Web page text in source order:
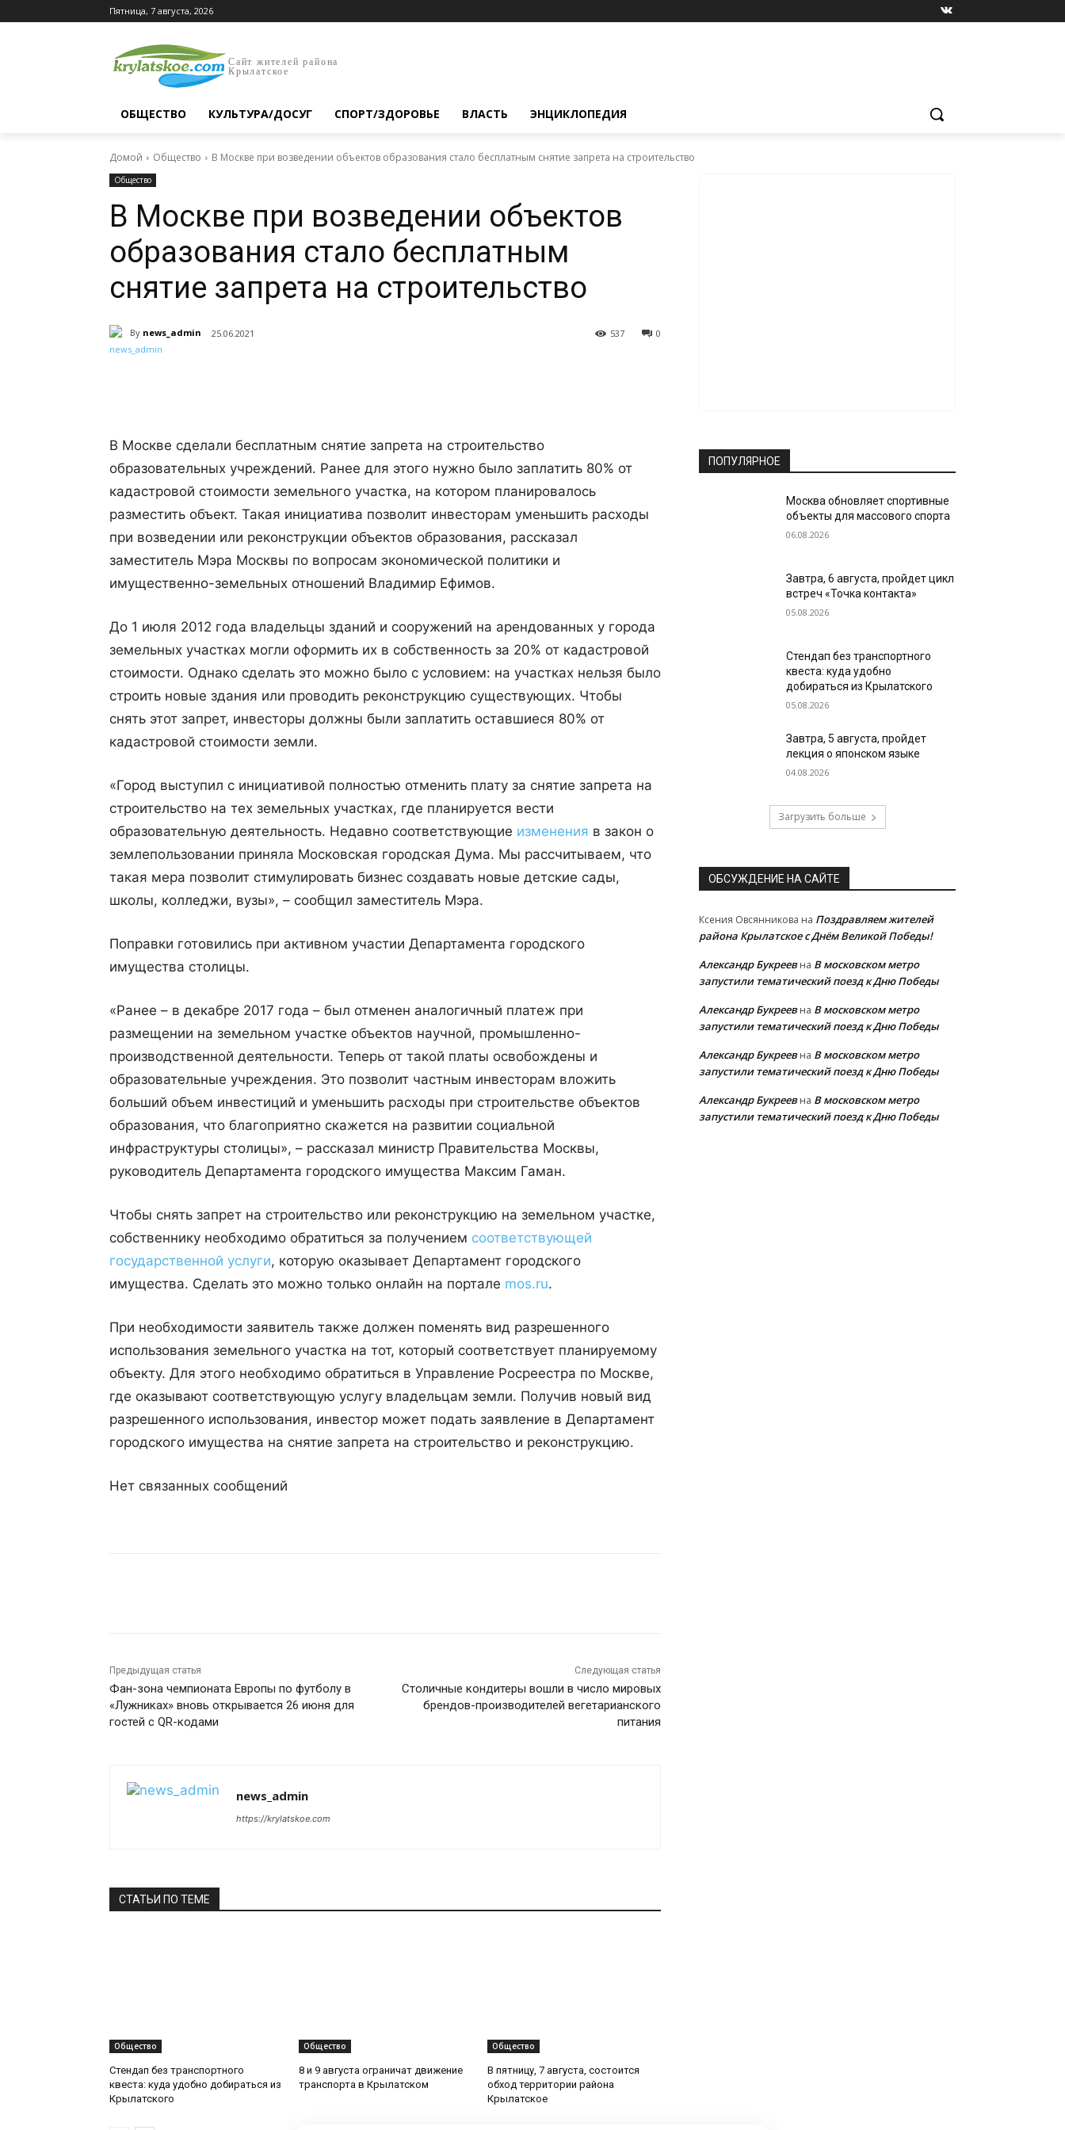
Пятница, 7 августа, 2026
Сайт жителей района
Крылатское
ОБЩЕСТВО КУЛЬТУРА/ДОСУГ СПОРТ/ЗДОРОВЬЕ ВЛАСТЬ ЭНЦИКЛОПЕДИЯ
Домой Общество В Москве при возведении объектов образования стало бесплатным снятие запрета на строительство
Общество
В Москве при возведении объектов
образования стало бесплатным
снятие запрета на строительство
By news_admin 25.06.2021 0
537
В Москве сделали бесплатным снятие запрета на строительство
образовательных учреждений. Ранее для этого нужно было заплатить 80% от
кадастровой стоимости земельного участка, на котором планировалось
разместить объект. Такая инициатива позволит инвесторам уменьшить расходы
при возведении или реконструкции объектов образования, рассказал
заместитель Мэра Москвы по вопросам экономической политики и
имущественно-земельных отношений Владимир Ефимов.
До 1 июля 2012 года владельцы зданий и сооружений на арендованных у города
земельных участках могли оформить их в собственность за 20% от кадастровой
стоимости. Однако сделать это можно было с условием: на участках нельзя было
строить новые здания или проводить реконструкцию существующих. Чтобы
снять этот запрет, инвесторы должны были заплатить оставшиеся 80% от
кадастровой стоимости земли.
«Город выступил с инициативой полностью отменить плату за снятие запрета на
строительство на тех земельных участках, где планируется вести
образовательную деятельность. Недавно соответствующие изменения в закон о
землепользовании приняла Московская городская Дума. Мы рассчитываем, что
такая мера позволит стимулировать бизнес создавать новые детские сады,
школы, колледжи, вузы», – сообщил заместитель Мэра.
Поправки готовились при активном участии Департамента городского
имущества столицы.
«Ранее – в декабре 2017 года – был отменен аналогичный платеж при
размещении на земельном участке объектов научной, промышленно-
производственной деятельности. Теперь от такой платы освобождены и
образовательные учреждения. Это позволит частным инвесторам вложить
больший объем инвестиций и уменьшить расходы при строительстве объектов
образования, что благоприятно скажется на развитии социальной
инфраструктуры столицы», – рассказал министр Правительства Москвы,
руководитель Департамента городского имущества Максим Гаман.
Чтобы снять запрет на строительство или реконструкцию на земельном участке,
собственнику необходимо обратиться за получением соответствующей
государственной услуги, которую оказывает Департамент городского
имущества. Сделать это можно только онлайн на портале mos.ru.
При необходимости заявитель также должен поменять вид разрешенного
использования земельного участка на тот, который соответствует планируемому
объекту. Для этого необходимо обратиться в Управление Росреестра по Москве,
где оказывают соответствующую услугу владельцам земли. Получив новый вид
разрешенного использования, инвестор может подать заявление в Департамент
городского имущества на снятие запрета на строительство и реконструкцию.
Нет связанных сообщений
Предыдущая статья
Фан-зона чемпионата Европы по футболу в
«Лужниках» вновь открывается 26 июня для
гостей с QR-кодами
Следующая статья
Столичные кондитеры вошли в число мировых
брендов-производителей вегетарианского
питания
news_admin
https://krylatskoe.com
СТАТЬИ ПО ТЕМЕ
Общество
Стендап без транспортного
квеста: куда удобно добираться из
Крылатского
Общество
8 и 9 августа ограничат движение
транспорта в Крылатском
Общество
В пятницу, 7 августа, состоится
обход территории района
Крылатское
ПОПУЛЯРНОЕ
Москва обновляет спортивные
объекты для массового спорта
06.08.2026
Завтра, 6 августа, пройдет цикл
встреч «Точка контакта»
05.08.2026
Стендап без транспортного
квеста: куда удобно
добираться из Крылатского
05.08.2026
Завтра, 5 августа, пройдет
лекция о японском языке
04.08.2026
Загрузить больше
ОБСУЖДЕНИЕ НА САЙТЕ
Ксения Овсянникова на Поздравляем жителей
района Крылатское с Днём Великой Победы!
Александр Букреевна В московском метро
запустили тематический поезд к Дню Победы
Александр Букреевна В московском метро
запустили тематический поезд к Дню Победы
Александр Букреевна В московском метро
запустили тематический поезд к Дню Победы
Александр Букреевна В московском метро
запустили тематический поезд к Дню Победы